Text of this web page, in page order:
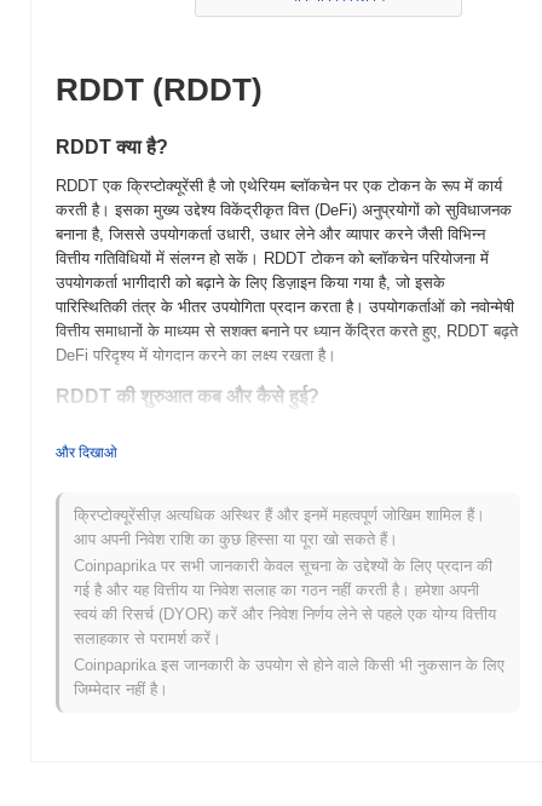
RDDT (RDDT)
RDDT क्या है?
RDDT एक क्रिप्टोक्यूरेंसी है जो एथेरियम ब्लॉकचेन पर एक टोकन के रूप में कार्य
करती है। इसका मुख्य उद्देश्य विकेंद्रीकृत वित्त (DeFi) अनुप्रयोगों को सुविधाजनक
बनाना है, जिससे उपयोगकर्ता उधारी, उधार लेने और व्यापार करने जैसी विभिन्न
वित्तीय गतिविधियों में संलग्न हो सकें। RDDT टोकन को ब्लॉकचेन परियोजना में
उपयोगकर्ता भागीदारी को बढ़ाने के लिए डिज़ाइन किया गया है, जो इसके
पारिस्थितिकी तंत्र के भीतर उपयोगिता प्रदान करता है। उपयोगकर्ताओं को नवोन्मेषी
वित्तीय समाधानों के माध्यम से सशक्त बनाने पर ध्यान केंद्रित करते हुए, RDDT बढ़ते
DeFi परिदृश्य में योगदान करने का लक्ष्य रखता है।
RDDT की शुरुआत कब और कैसे हुई?
डिजिटल संपत्तियों के लिए एक विकेंद्रीकृत प्लेटफॉर्म बनाना था। परियोजना ने प्रारंभ
बाजार में इसकी उपस्थिति स्थापित करने में मदद की। प्रारंभिक विकास को समुदाय
की भागीदारी और RDDT टोकन के चारों ओर एक मजबूत पारिस्थितिकी तंत्र बनाने
पर ध्यान केंद्रित किया गया।
RDDT के लिए आगे क्या है?
RDDT आगामी तिमाही के लिए अपने रोडमैप के हिस्से के रूप में रोमांचक विकास के
लिए तैयार है। क्षितिज पर प्रमुख विशेषताओं में उन्नत स्टेकिंग विकल्प और
विकेंद्रीकृत वित्त (DeFi) प्लेटफार्मों के साथ एकीकरण शामिल हैं, जिसका उद्देश्य
उपयोगिता और उपयोगकर्ता भागीदारी को बढ़ाना है। समुदाय RDDT के चारों ओर
और दिखाओ
क्रिप्टोक्यूरेंसीज़ अत्यधिक अस्थिर हैं और इनमें महत्वपूर्ण जोखिम शामिल हैं।
आप अपनी निवेश राशि का कुछ हिस्सा या पूरा खो सकते हैं।
Coinpaprika पर सभी जानकारी केवल सूचना के उद्देश्यों के लिए प्रदान की
गई है और यह वित्तीय या निवेश सलाह का गठन नहीं करती है। हमेशा अपनी
स्वयं की रिसर्च (DYOR) करें और निवेश निर्णय लेने से पहले एक योग्य वित्तीय
सलाहकार से परामर्श करें।
Coinpaprika इस जानकारी के उपयोग से होने वाले किसी भी नुकसान के लिए
जिम्मेदार नहीं है।